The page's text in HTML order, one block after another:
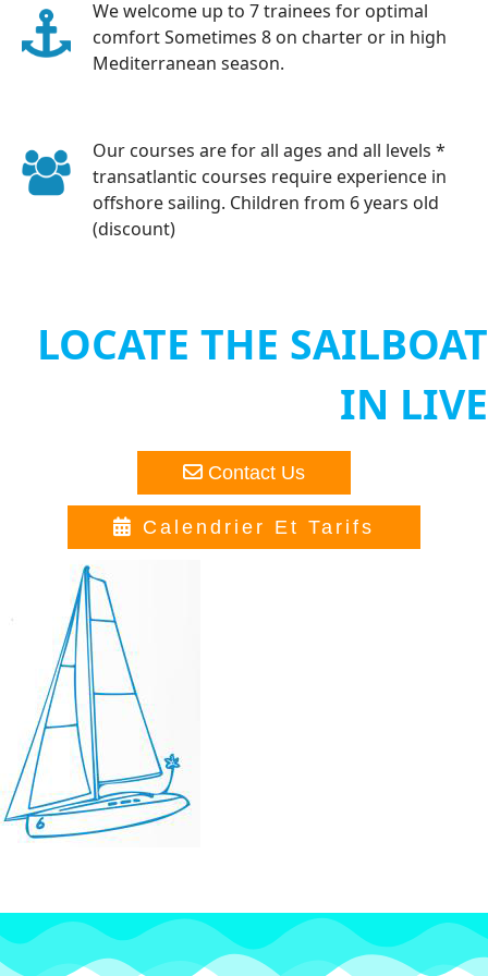
We welcome up to 7 trainees for optimal
comfort Sometimes 8 on charter or in high
Mediterranean season.
Our courses are for all ages and all levels *
transatlantic courses require experience in
offshore sailing. Children from 6 years old
(discount)
LOCATE THE SAILBOAT
IN LIVE
Contact Us
Calendrier Et Tarifs